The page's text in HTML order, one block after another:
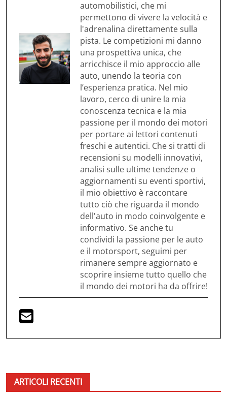
automobilistici, che mi
permettono di vivere la velocità e
l'adrenalina direttamente sulla
pista. Le competizioni mi danno
una prospettiva unica, che
arricchisce il mio approccio alle
auto, unendo la teoria con
l’esperienza pratica. Nel mio
lavoro, cerco di unire la mia
conoscenza tecnica e la mia
passione per il mondo dei motori
per portare ai lettori contenuti
freschi e autentici. Che si tratti di
recensioni su modelli innovativi,
analisi sulle ultime tendenze o
aggiornamenti su eventi sportivi,
il mio obiettivo è raccontare
tutto ciò che riguarda il mondo
dell'auto in modo coinvolgente e
informativo. Se anche tu
condividi la passione per le auto
e il motorsport, seguimi per
rimanere sempre aggiornato e
scoprire insieme tutto quello che
il mondo dei motori ha da offrire!
ARTICOLI RECENTI